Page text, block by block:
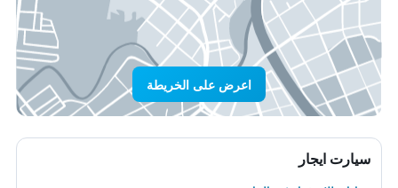
اعرض على الخريطة
سيارت ايجار